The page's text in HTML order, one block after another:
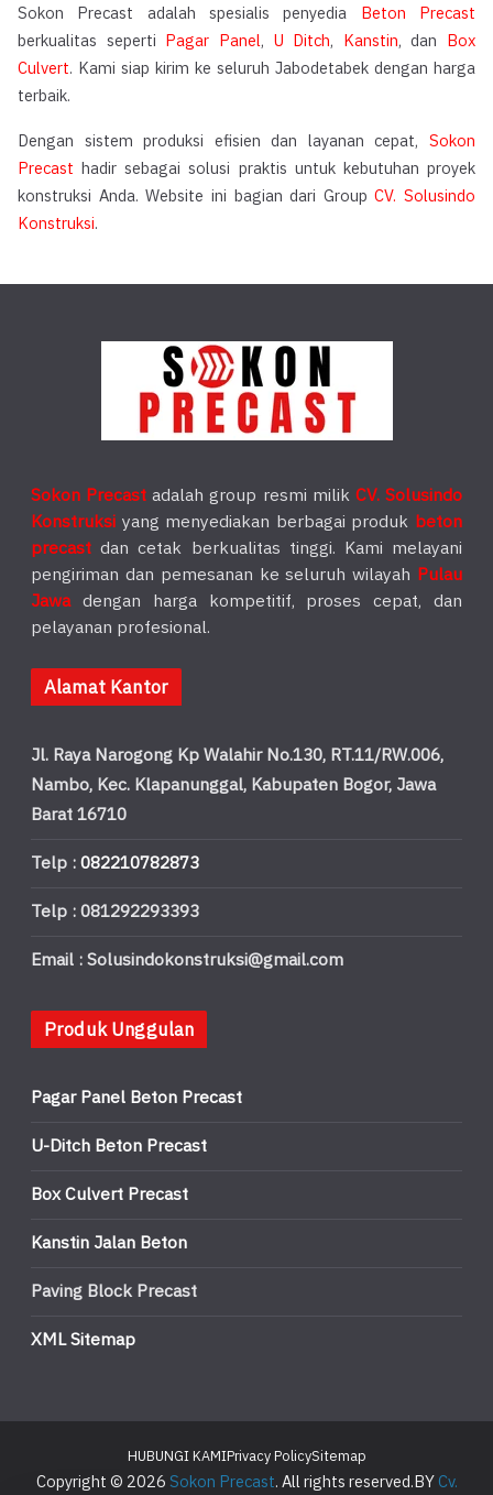
Sokon Precast adalah spesialis penyedia Beton Precast
berkualitas seperti Pagar Panel, U Ditch, Kanstin, dan Box
Culvert. Kami siap kirim ke seluruh Jabodetabek dengan harga
terbaik.
Dengan sistem produksi efisien dan layanan cepat, Sokon
Precast hadir sebagai solusi praktis untuk kebutuhan proyek
konstruksi Anda. Website ini bagian dari GroupCV. Solusindo
Konstruksi.
Sokon Precast adalah group resmi milik CV. Solusindo
Konstruksi yang menyediakan berbagai produk beton
precast dan cetak berkualitas tinggi. Kami melayani
pengiriman dan pemesanan ke seluruh wilayah Pulau
Jawadengan harga kompetitif, proses cepat, dan
pelayanan profesional.
Alamat Kantor
Jl. Raya Narogong Kp Walahir No.130, RT.11/RW.006,
Nambo, Kec. Klapanunggal, Kabupaten Bogor, Jawa
Barat 16710
Telp :082210782873
Telp : 081292293393
Email : Solusindokonstruksi@gmail.com
Produk Unggulan
Pagar Panel Beton Precast
U-Ditch Beton Precast
Box Culvert Precast
Kanstin Jalan Beton
Paving Block Precast
XML Sitemap
HUBUNGI KAMIPrivacy PolicySitemap
Copyright © 2026Sokon Precast. All rights reserved.BYCv.